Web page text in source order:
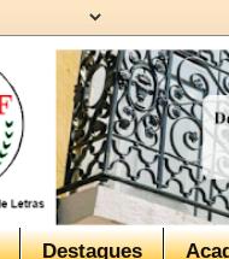
Destaques